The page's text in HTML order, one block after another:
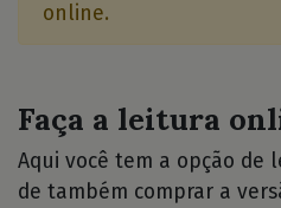
online.
Faça a leitura
Aqui você tem a opção de
de também comprar a